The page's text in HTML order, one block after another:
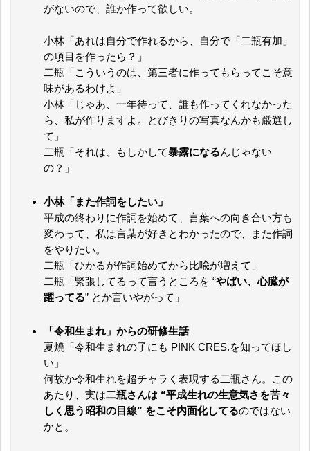
がないので、誰か作って欲しい。
小林「あれは自分で作れるから、自分で「二瓶有加」
の項目を作ったら？」
二瓶「こういうのは、第三者に作ってもらってこそ意
味があるわけよ」
小林「じゃあ、一年待って、誰も作ってくれなかった
ら、私が作りますよ。とびきりの写真なんかも厳選し
て」
二瓶「それは、もしかして暴露になるんじゃない
の？」
小林「また作詞をしたい」
平成の終わりに作詞を始めて、言葉への向き合い方も
変わって、私は言葉が好きとわかったので、また作詞
をやりたい。
二瓶「ひかるが作詞始めてから比喩が増えて」
二瓶「緊張してるって言うところを “やばい、心臓が
躍ってる” とか言いやがって」
「令和生まれ」からの研修生話
夏焼「令和生まれの子にも PINK CRES.を知ってほし
い」
何故か令和生れを超チャラく表現する二瓶さん。この
あたり、実は二瓶さんは “平成生れの生意気さを苦々
しく思う昭和の目線” をこそ内面化してるのではない
かと。